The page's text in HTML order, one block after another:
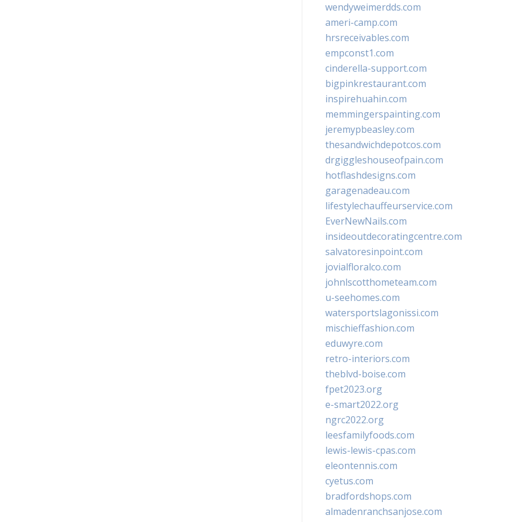
wendyweimerdds.com
ameri-camp.com
hrsreceivables.com
empconst1.com
cinderella-support.com
bigpinkrestaurant.com
inspirehuahin.com
memmingerspainting.com
jeremypbeasley.com
thesandwichdepotcos.com
drgiggleshouseofpain.com
hotflashdesigns.com
garagenadeau.com
lifestylechauffeurservice.com
EverNewNails.com
insideoutdecoratingcentre.com
salvatoresinpoint.com
jovialfloralco.com
johnlscotthometeam.com
u-seehomes.com
watersportslagonissi.com
mischieffashion.com
eduwyre.com
retro-interiors.com
theblvd-boise.com
fpet2023.org
e-smart2022.org
ngrc2022.org
leesfamilyfoods.com
lewis-lewis-cpas.com
eleontennis.com
cyetus.com
bradfordshops.com
almadenranchsanjose.com